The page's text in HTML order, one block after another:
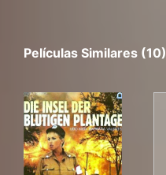
Películas Similares (10)